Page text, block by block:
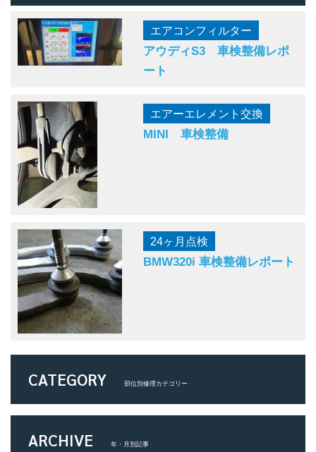
エアコンフィルター
アウディS3 車検整備レポ
ート
エアーエレメント交換
MINI 車検整備
24ヶ月点検
BMW320i 車検整備レポート
CATEGORY 部位別修理カテゴリー
ARCHIVE 年・月別記事